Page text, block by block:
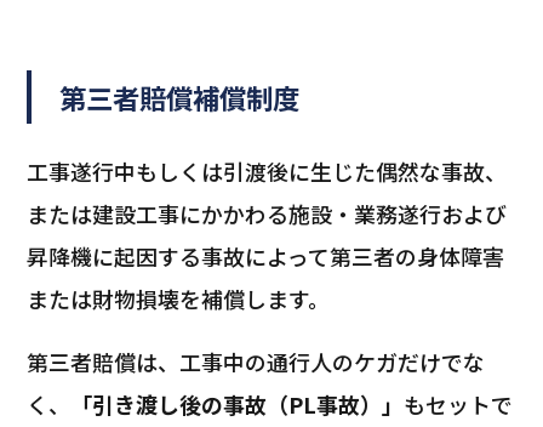
第三者賠償補償制度
工事遂行中もしくは引渡後に生じた偶然な事故、
または建設工事にかかわる施設・業務遂行および
昇降機に起因する事故によって第三者の身体障害
または財物損壊を補償します。
第三者賠償は、工事中の通行人のケガだけでな
く、
「引き渡し後の事故（PL事故）」 もセットで